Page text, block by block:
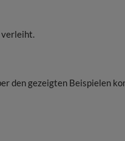
den gezeigten Beispielen